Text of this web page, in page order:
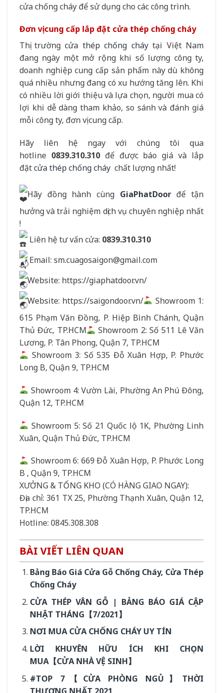
cửa chống cháy để sử dụng cho các công trình.
Đơn vị cung cấp lắp đặt cửa thép chống cháy
Thị trường cửa thép chống cháytại Việt Nam
đang ngày một mở rộng khi số lượng công ty,
doanh nghiệp cung cấp sản phẩm này dù không
quá nhiều nhưng đang có xu hướng tăng lên. Khi
có nhiều lời giới thiệu và lựa chọn, người mua có
lợi khi dễ dàng tham khảo, so sánh và đánh giá
mỗi công ty, đơn vị cung cấp.
Hãy liên hệ ngay với chúng tôi qua
hotline 0839.310.310để được báo giá và lắp
đặtcửa thép chống cháy chất lượng nhất!
Hãy đồng hành cùng GiaPhatDoorđể tận
hưởng và trải nghiệm dịch vụ chuyên nghiệp nhất
!
Liên hệ tư vấn cửa: 0839.310.310
Email: sm.cuagosaigon@gmail.com
Website: https://giaphatdoor.vn/
Website: https://saigondoor.vn/
Showroom 1:
615 Phạm Văn Đồng, P. Hiệp Bình Chánh, Quận
Thủ Đức, TP.HCM
Showroom 2: Số 511 Lê Văn
Lương, P. Tân Phong, Quận 7, TP.HCM
Showroom 3: Số 535 Đỗ Xuân Hợp, P. Phước
Long B, Quận 9, TP.HCM
Showroom 4: Vườn Lài, Phường An Phú Đông,
Quận 12, TP.HCM
Showroom 5: Số 21 Quốc lộ 1K, Phường Linh
Xuân, Quận Thủ Đức, TP.HCM
Showroom 6: 669 Đỗ Xuân Hợp, P. Phước Long
B , Quận 9, TP.HCM
XƯỞNG & TỔNG KHO (CÓ HÀNG GIAO NGAY):
Địa chỉ: 361 TX 25, Phường Thạnh Xuân, Quận 12,
TP.HCM
Hotline: 0845.308.308
BÀI VIẾT LIÊN QUAN
Bảng Báo Giá Cửa Gỗ Chống Cháy, Cửa Thép
Chống Cháy
CỬA THÉP VÂN GỖ | BẢNG BÁO GIÁ CẬP
NHẬT THÁNG【7/2021】
NƠI MUA CỬA CHỐNG CHÁY UY TÍN
LỜI KHUYÊN HỮU ÍCH KHI CHỌN
MUA【CỬA NHÀ VỆ SINH】
#TOP 7【CỬA PHÒNG NGỦ】THỜI